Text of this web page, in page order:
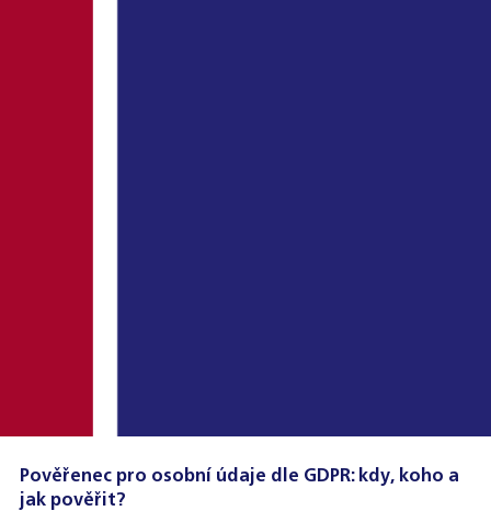
Pověřenec pro osobní údaje dle GDPR: kdy, koho a
jak pověřit?